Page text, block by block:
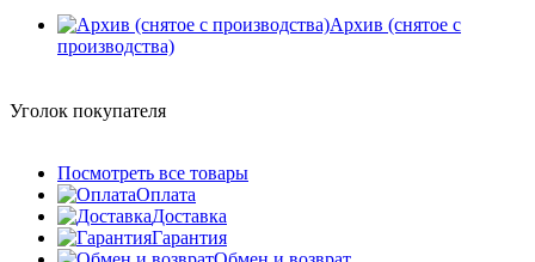
Архив (снятое с
производства)
Уголок покупателя
Посмотреть все товары
Оплата
Доставка
Гарантия